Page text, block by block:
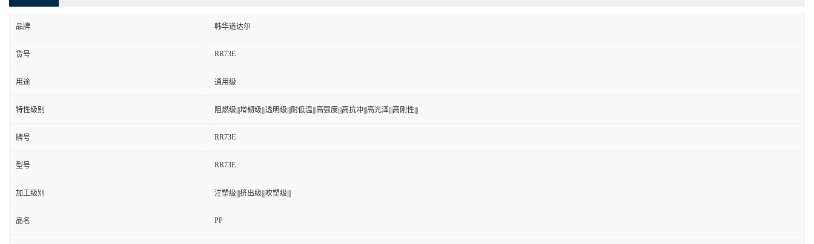
品牌 韩华道达尔
货号 RR73E
用途 通用级
特性级别 阻燃级|||增韧级|||透明级|||耐低温|||高强度|||高抗冲|||高光泽|||高刚性|||
牌号 RR73E
型号 RR73E
加工级别 注塑级|||挤出级|||吹塑级|||
品名 PP